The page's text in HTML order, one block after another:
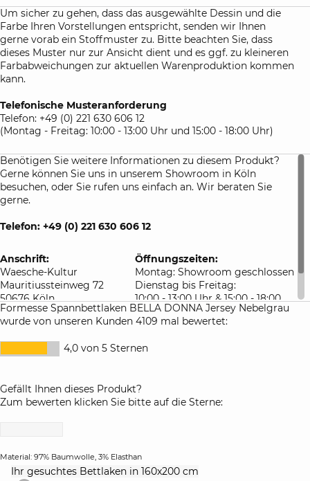
kleines Hand-Muster zu, damit Sie die Farben und die
Qualität des Stoffes begutachten können.
Atelierservice:
auf Anfrage lassen wir gerne für Sie Spannbetttücher auch
in Sondermaßen für Sie anfertigen. Bitte beachten Sie die
Lieferzeit sowie besonderen Rückgabebedingungen für
maßangefertigte Bettlaken.
Um sicher zu gehen, dass das ausgewählte Dessin und die
Farbe Ihren Vorstellungen entspricht, senden wir Ihnen
gerne vorab ein Stoffmuster zu. Bitte beachten Sie, dass
dieses Muster nur zur Ansicht dient und es ggf. zu kleineren
Farbabweichungen zur aktuellen Warenproduktion kommen
kann.
Telefonische Musteranforderung
Telefon: +49 (0) 221 630 606 12
(Montag - Freitag: 10:00 - 13:00 Uhr und 15:00 - 18:00 Uhr)
Benötigen Sie weitere Informationen zu diesem Produkt?
Gerne können Sie uns in unserem Showroom in Köln
besuchen, oder Sie rufen uns einfach an. Wir beraten Sie
gerne.
Telefon: +49 (0) 221 630 606 12
Anschrift:
Waesche-Kultur
Mauritiussteinweg 72
50676 Köln
Deutschland
Öffnungszeiten:
Montag: Showroom geschlossen
Dienstag bis Freitag:
10:00 - 13:00 Uhr & 15:00 - 18:00
Uhr
Samstag: 10:00 - 16:00 Uhr
Formesse Spannbettlaken BELLA DONNA Jersey Nebelgrau
wurde von unseren Kunden 4109 mal bewertet:
4,0 von 5 Sternen
Gefällt Ihnen dieses Produkt?
Zum bewerten klicken Sie bitte auf die Sterne:
Material: 97% Baumwolle, 3% Elasthan
Ihr gesuchtes Bettlaken in 160x200 cm